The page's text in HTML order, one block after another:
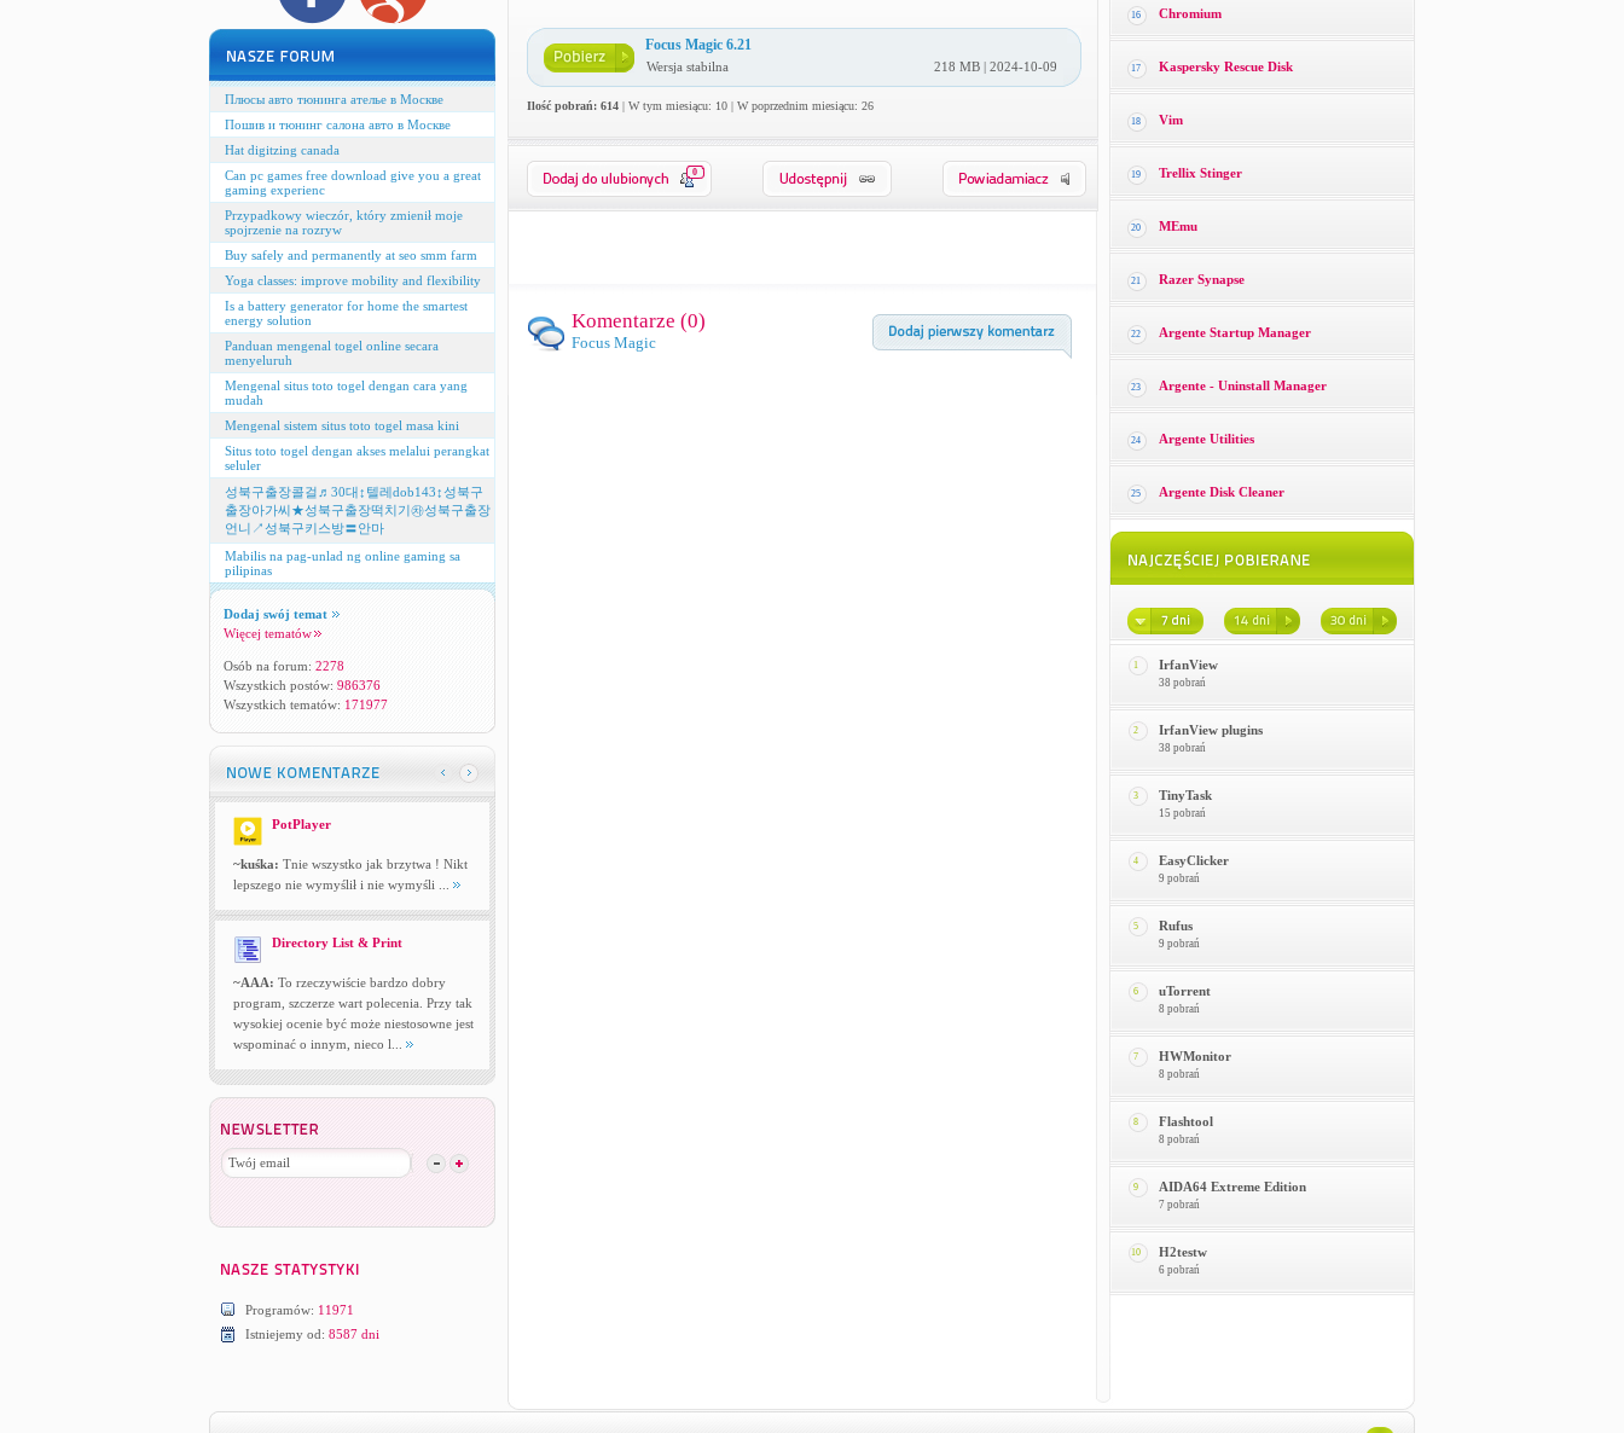
Плюсы авто тюнинга ателье в Москве
Пошив и тюнинг салона авто в Москве
Hat digitzing canada
Can pc games free download give you a great
gaming experienc
Przypadkowy wieczór, który zmienił moje
spojrzenie na rozryw
Buy safely and permanently at seo smm farm
Yoga classes: improve mobility and flexibility
Is a battery generator for home the smartest
energy solution
Panduan mengenal togel online secara
menyeluruh
Mengenal situs toto togel dengan cara yang
mudah
Mengenal sistem situs toto togel masa kini
Situs toto togel dengan akses melalui perangkat
seluler
성북구출장콜걸♬30대↕텔레dob143↕성북구
출장아가씨★성북구출장떡치기㉷성북구출장
언니↗성북구키스방〓안마
Mabilis na pag-unlad ng online gaming sa
pilipinas
Dodaj swój temat
Więcej tematów
Osób na forum: 2278
Wszystkich postów: 986376
Wszystkich tematów: 171977
PotPlayer
~kuśka: Tnie wszystko jak brzytwa ! Nikt
lepszego nie wymyślił i nie wymyśli ...
Directory List & Print
~AAA: To rzeczywiście bardzo dobry
program, szczerze wart polecenia. Przy tak
wysokiej ocenie być może niestosowne jest
wspominać o innym, nieco l...
Programów: 11971
Istniejemy od: 8587 dni
Focus Magic 6.21
Wersja stabilna 218 MB | 2024-10-09
Ilość pobrań: 614| W tym miesiącu: 10 | W poprzednim miesiącu: 26
0
Komentarze (0)
Focus Magic
16 Chromium
17 Kaspersky Rescue Disk
18 Vim
19 Trellix Stinger
20 MEmu
21 Razer Synapse
22 Argente Startup Manager
23 Argente - Uninstall Manager
24 Argente Utilities
25 Argente Disk Cleaner
1 IrfanView
38 pobrań
2 IrfanView plugins
38 pobrań
3 TinyTask
15 pobrań
4 EasyClicker
9 pobrań
5 Rufus
9 pobrań
6 uTorrent
8 pobrań
7 HWMonitor
8 pobrań
8 Flashtool
8 pobrań
9 AIDA64 Extreme Edition
7 pobrań
10 H2testw
6 pobrań